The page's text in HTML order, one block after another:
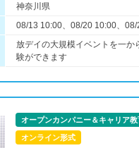
神奈川県
08/13 10:00、08/20 10:00、
放デイの大規模イベントを一か
験ができます
オープンカンパニー＆キャリア
オンライン形式